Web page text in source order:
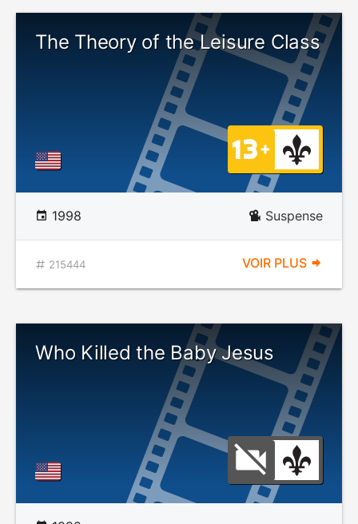
The Theory of the Leisure Class
1998 Suspense
215444 VOIR PLUS
Who Killed the Baby Jesus